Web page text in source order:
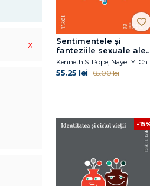
x
Sentimentele și
fanteziile sexuale ale
terapeuților
55.25 lei 65.00 lei
-